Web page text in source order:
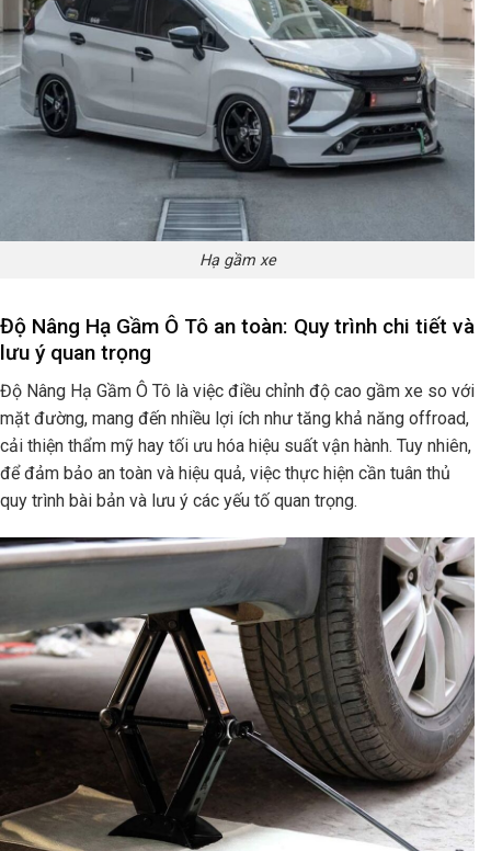
Hạ gầm xe
Độ Nâng Hạ Gầm Ô Tô an toàn: Quy trình chi tiết và
lưu ý quan trọng
Độ Nâng Hạ Gầm Ô Tô là việc điều chỉnh độ cao gầm xe so với
mặt đường, mang đến nhiều lợi ích như tăng khả năng offroad,
cải thiện thẩm mỹ hay tối ưu hóa hiệu suất vận hành. Tuy nhiên,
để đảm bảo an toàn và hiệu quả, việc thực hiện cần tuân thủ
quy trình bài bản và lưu ý các yếu tố quan trọng.